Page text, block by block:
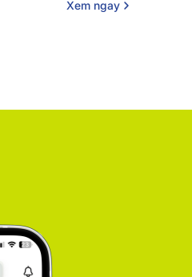
Xem ngay